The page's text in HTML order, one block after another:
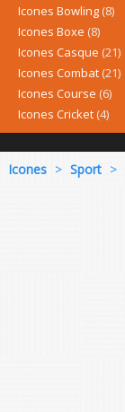
Icones Bowling (8)
Icones Boxe (8)
Icones Casque (21)
Icones Combat (21)
Icones Course (6)
Icones Cricket (4)
Icones > Sport >